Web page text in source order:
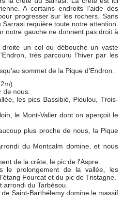
A certains endroits l'aide des
progresser sur les rochers. Sans
requière toute notre attention.
notre gauche ne donnent pas droit à
un col ou débouche un vaste
très parcouru l'hiver par les
sommet de la Pique d'Endron.
de nous:
les pics Bassibié, Pioulou, Trois-
le Mont-Valier dont on aperçoit le
plus proche de nous, la Pique
du Montcalm domine, et nous
de la crête, le pic de l'Aspre.
le prolongement de la vallée, les
Fourcat et du pic de Tristagne.
du Tarbésou.
Saint-Barthélemy domine le massif